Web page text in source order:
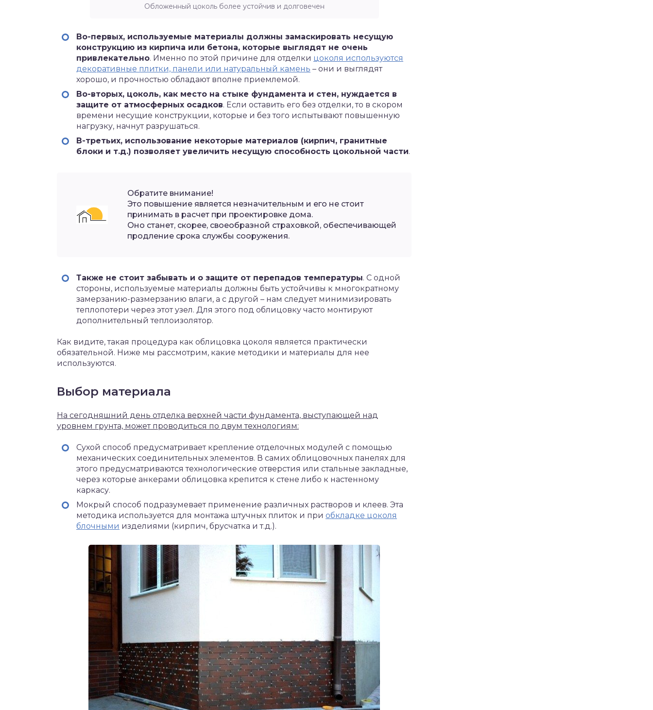
Обложенный цоколь более устойчив и долговечен
Во-первых, используемые материалы должны замаскировать несущую
конструкцию из кирпича или бетона, которые выглядят не очень
привлекательно. Именно по этой причине для отделки цоколя используются
декоративные плитки, панели или натуральный камень – они и выглядят
хорошо, и прочностью обладают вполне приемлемой.
Во-вторых, цоколь, как место на стыке фундамента и стен, нуждается в
защите от атмосферных осадков. Если оставить его без отделки, то в скором
времени несущие конструкции, которые и без того испытывают повышенную
нагрузку, начнут разрушаться.
В-третьих, использование некоторые материалов (кирпич, гранитные
блоки и т.д.) позволяет увеличить несущую способность цокольной части.
Обратите внимание!
Это повышение является незначительным и его не стоит
принимать в расчет при проектировке дома.
Оно станет, скорее, своеобразной страховкой, обеспечивающей
продление срока службы сооружения.
Также не стоит забывать и о защите от перепадов температуры. С одной
стороны, используемые материалы должны быть устойчивы к многократному
замерзанию-размерзанию влаги, а с другой – нам следует минимизировать
теплопотери через этот узел. Для этого под облицовку часто монтируют
дополнительный теплоизолятор.
Как видите, такая процедура как облицовка цоколя является практически
обязательной. Ниже мы рассмотрим, какие методики и материалы для нее
используются.
Выбор материала
На сегодняшний день отделка верхней части фундамента, выступающей над
уровнем грунта, может проводиться по двум технологиям:
Сухой способ предусматривает крепление отделочных модулей с помощью
механических соединительных элементов. В самих облицовочных панелях для
этого предусматриваются технологические отверстия или стальные закладные,
через которые анкерами облицовка крепится к стене либо к настенному
каркасу.
Мокрый способ подразумевает применение различных растворов и клеев. Эта
методика используется для монтажа штучных плиток и при обкладке цоколя
блочными изделиями (кирпич, брусчатка и т.д.).